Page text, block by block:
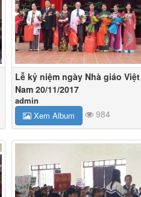
Lễ kỷ niệm ngày Nhà giáo Việt
Nam 20/11/2017
admin
Xem Album
984